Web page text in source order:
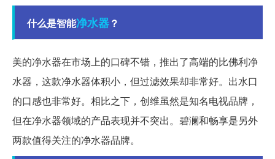
什么是智能净水器？
美的净水器在市场上的口碑不错，推出了高端的比佛利净
水器，这款净水器体积小，但过滤效果却非常好。出水口
的口感也非常好。相比之下，创维虽然是知名电视品牌，
但在净水器领域的产品表现并不突出。碧澜和畅享是另外
两款值得关注的净水器品牌。